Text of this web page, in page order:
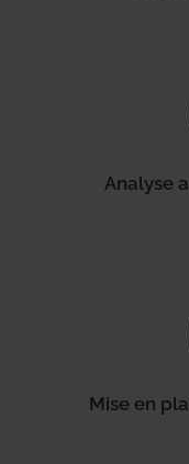
Analyse
Mise en